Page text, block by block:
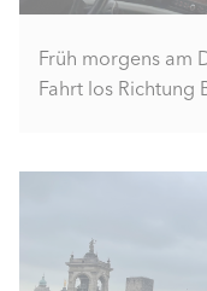
Früh morgens am
Fahrt los Richtung